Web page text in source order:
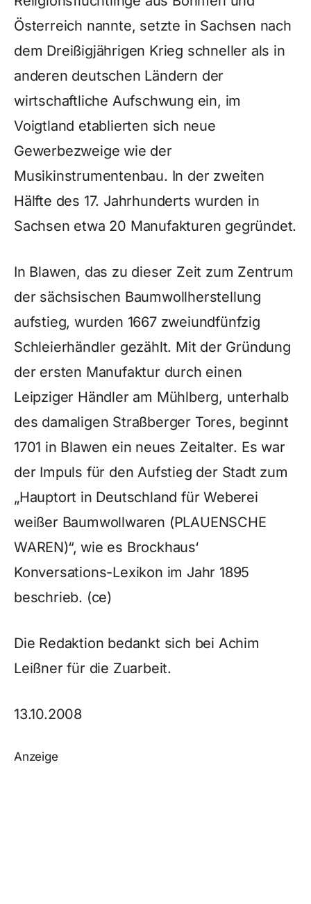
Österreich nannte, setzte in Sachsen nach
dem Dreißigjährigen Krieg schneller als in
anderen deutschen Ländern der
wirtschaftliche Aufschwung ein, im
Voigtland etablierten sich neue
Gewerbezweige wie der
Musikinstrumentenbau. In der zweiten
Hälfte des 17. Jahrhunderts wurden in
Sachsen etwa 20 Manufakturen gegründet.
In Blawen, das zu dieser Zeit zum Zentrum
der sächsischen Baumwollherstellung
aufstieg, wurden 1667 zweiundfünfzig
Schleierhändler gezählt. Mit der Gründung
der ersten Manufaktur durch einen
Leipziger Händler am Mühlberg, unterhalb
des damaligen Straßberger Tores, beginnt
1701 in Blawen ein neues Zeitalter. Es war
der Impuls für den Aufstieg der Stadt zum
„Hauptort in Deutschland für Weberei
weißer Baumwollwaren (PLAUENSCHE
WAREN)“, wie es Brockhaus‘
Konversations-Lexikon im Jahr 1895
beschrieb. (ce)
Die Redaktion bedankt sich bei Achim
Leißner für die Zuarbeit.
13.10.2008
Anzeige